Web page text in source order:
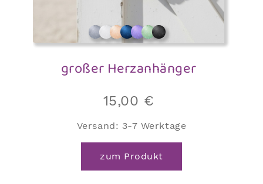
großer Herzanhänger
15,00 €
Versand: 3-7 Werktage
zum Produkt